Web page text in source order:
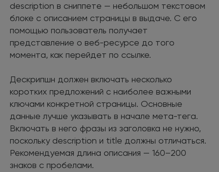
description в сниппете — небольшом текстовом
блоке с описанием страницы в выдаче. С его
помощью пользователь получает
представление о веб-ресурсе до того
момента, как перейдет по ссылке.
Дескрипшн должен включать несколько
коротких предложений с наиболее важными
ключами конкретной страницы. Основные
данные лучше указывать в начале мета-тега.
Включать в него фразы из заголовка не нужно,
поскольку description и title должны отличаться.
Рекомендуемая длина описания — 160–200
знаков с пробелами.